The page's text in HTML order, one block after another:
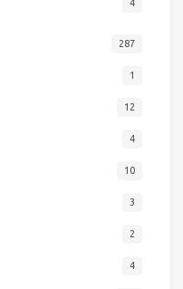
4
287
1
12
4
10
3
2
4